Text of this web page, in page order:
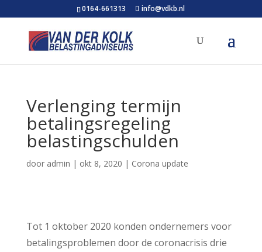
0164-661313 info@vdkb.nl
Verlenging termijn
betalingsregeling
belastingschulden
door admin | okt 8, 2020 | Corona update
Tot 1 oktober 2020 konden ondernemers voor
betalingsproblemen door de coronacrisis drie